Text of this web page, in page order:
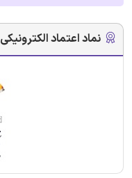
نماد اعتماد الکترونیکی